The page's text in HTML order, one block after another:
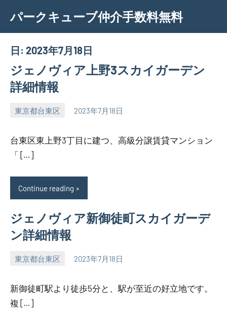
content
パークキューブ仲介手数料無料
日: 2023年7月18日
ジェノヴィア上野3スカイガーデン
詳細情報
東京都台東区 2023年7月18日
SEZIMO
台東区東上野3丁目に建つ、高級分譲賃貸マンション
「 […]
Continue reading
ジェノヴィア新御徒町スカイガーデ
ン詳細情報
東京都台東区 2023年7月18日
SEZIMO
新御徒町駅より徒歩5分と、駅が至近の好立地です。
複 […]